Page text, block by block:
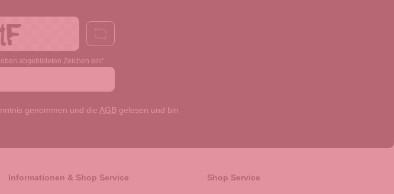
abgebildeten Zeichen ein*
genommen und die AGB gelesen und bin
Informationen & Shop Service Shop Service